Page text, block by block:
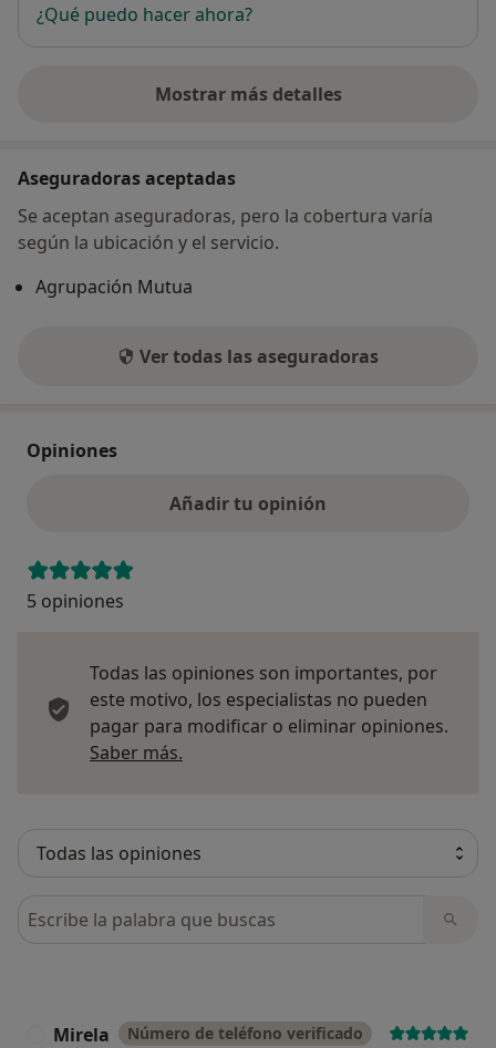
¿Qué puedo hacer ahora?
Mostrar más detalles
sobre la dirección
Aseguradoras aceptadas
Se aceptan aseguradoras, pero la cobertura varía
según la ubicación y el servicio.
Agrupación Mutua
Ver todas las aseguradoras
Opiniones
Añadir tu opinión
5 opiniones
Todas las opiniones son importantes, por
este motivo, los especialistas no pueden
pagar para modificar o eliminar opiniones.
Saber más.
Busca en opiniones
Mirela Número de teléfono verificado